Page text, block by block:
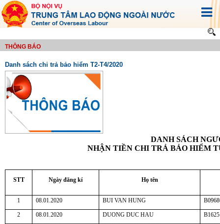
THÔNG BÁO
Danh sách chi trả bảo hiểm T2-T4/2020
DANH SÁCH
NHẬN TIỀN CHI TRẢ BẢO HIỂM
STT Ngày đăng kí Họ tên
1 08.01.2020 BUI VAN HUNG
2 08.01.2020 DUONG DUC HAU